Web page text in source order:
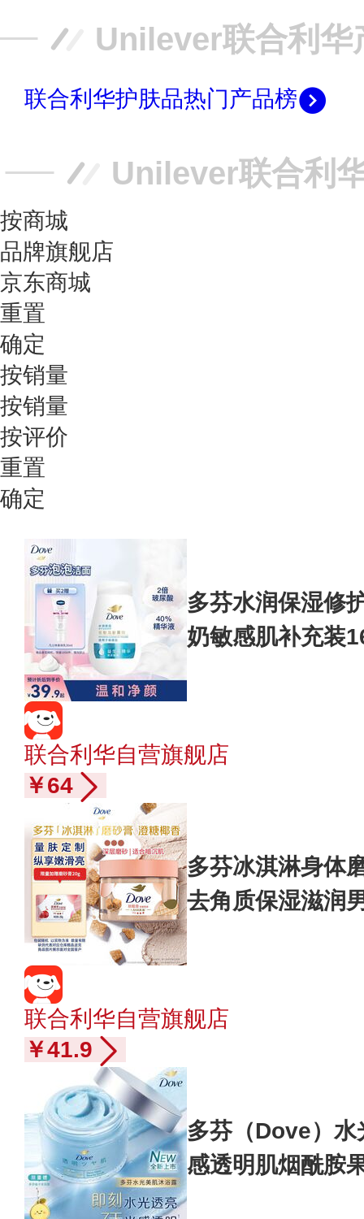
Unilever联合利华
联合利华护肤品热门产品榜
Unilever联合利
按商城
品牌旗舰店
京东商城
重置
确定
按销量
按销量
按评价
重置
确定
多芬水润保湿修
奶敏感肌补充装
联合利华自营旗舰店
￥64
多芬冰淇淋身体
去角质保湿滋润
联合利华自营旗舰店
￥41.9
多芬（Dove）
感透明肌烟酰胺